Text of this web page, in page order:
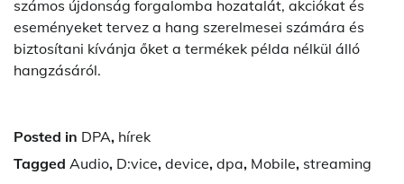
számos újdonság forgalomba hozatalát, akciókat és
eseményeket tervez a hang szerelmesei számára és
biztosítani kívánja őket a termékek példa nélkül álló
hangzásáról.
Posted in DPA, hírek
Tagged Audio, D:vice, device, dpa, Mobile, streaming